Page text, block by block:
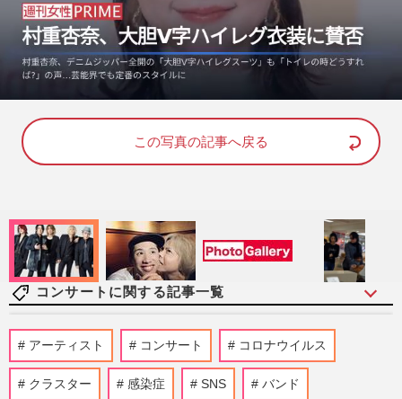
n
u
o
d
:
この写真の記事へ戻る
コンサートに関する記事一覧
山田涼介、ドラマ『一次元の挿し木』撮影
中での初ソロドームツアーで見せた“涙”の
理由、Hey! Say! JUMPメ…
週刊女性PRIME
アーティスト コンサート コロナウイルス
クラスター 感染症 SNS バンド